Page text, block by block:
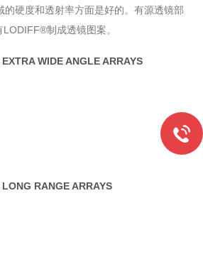
的硬度和透射率方面是好的。有源透镜部
LODIFF®制成透镜图案。
WIDE ANGLE ARRAYS
RANGE ARRAYS